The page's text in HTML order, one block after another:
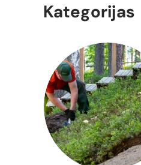
Kategorijas